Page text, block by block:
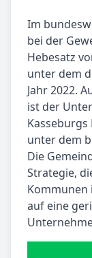
Im
bei der
Hebesatz
unter dem
Jahr 2022.
ist der
Kasseburgs
unter dem
Die
Strategie,
Kommunen
auf eine